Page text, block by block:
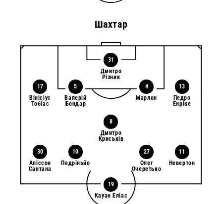
Шахтар
31
Дмитро
Різник
17
Вінісіус
Тобіас
5
Валерій
Бондар
4
Марлон
13
Педро
Енріке
8
Дмитро
Криськів
30
Аліссон
Сантана
10
Педріньйо
27
Олег
Очеретько
11
Невертон
19
Кауан Еліас